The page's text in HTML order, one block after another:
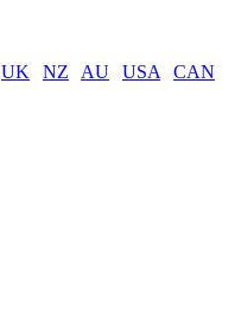
UK NZ AU USA CAN